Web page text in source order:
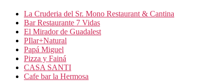
La Cruderia del Sr. Mono Restaurant & Cantina
Bar Restaurante 7 Vidas
El Mirador de Guadalest
PIlar+Natural
Papá Miguel
Pizza y Fainá
CASA SANTI
Cafe bar la Hermosa